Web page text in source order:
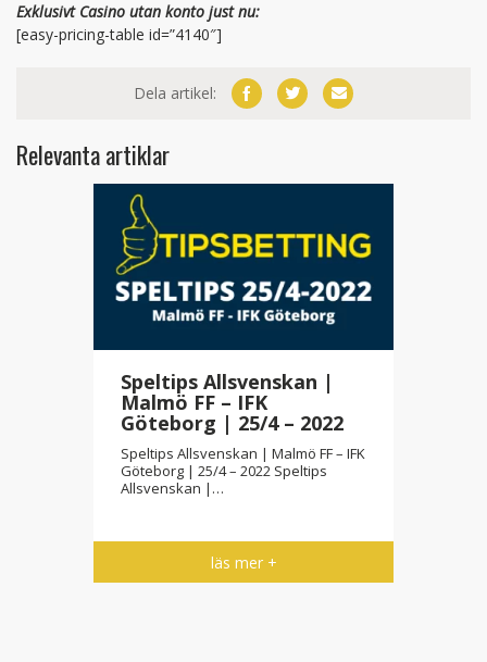
Exklusivt Casino utan konto just nu:
[easy-pricing-table id=”4140″]
Dela artikel:
Relevanta artiklar
Speltips Allsvenskan |
Malmö FF – IFK
Göteborg | 25/4 – 2022
Speltips Allsvenskan | Malmö FF – IFK
Göteborg | 25/4 – 2022 Speltips
Allsvenskan |…
läs mer +